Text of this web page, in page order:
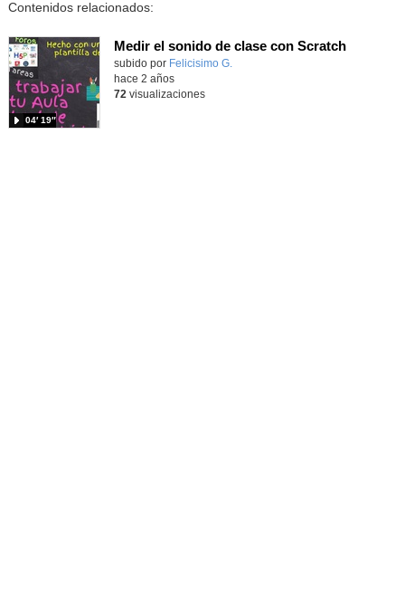
Contenidos relacionados:
Medir el sonido de clase con Scratch
Contenido educativo.
subido por Felicisimo G.
04′ 19″
hace 2 años
72 visualizaciones